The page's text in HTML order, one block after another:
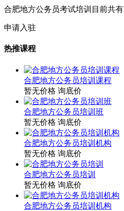
合肥地方公务员考试培训目前共有
申请入驻
热推课程
合肥地方公务员培训课程
暂无价格 询底价
合肥地方公务员培训班
暂无价格 询底价
合肥地方公务员培训机构
暂无价格 询底价
合肥地方公务员培训
暂无价格 询底价
合肥地方公务员培训机构